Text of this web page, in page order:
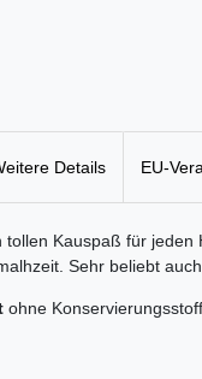
Details EU-
tollen Kauspaß für
Sehr beliebt
ohne